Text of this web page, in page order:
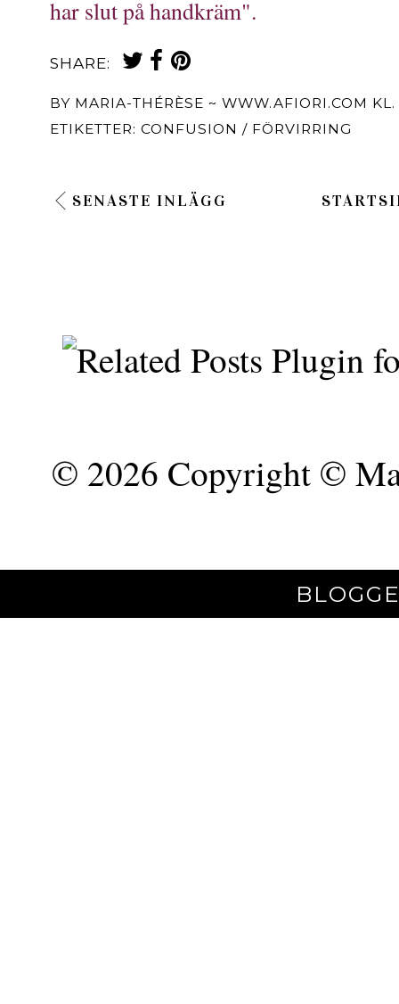
har slut på handkräm".
SHARE:
BY MARIA-THÉRÈSE ~ WWW.AFIORI.COM KL.
ETIKETTER: CONFUSION / FÖRVIRRING
SENASTE INLÄGG
© 2026 Copyright ©